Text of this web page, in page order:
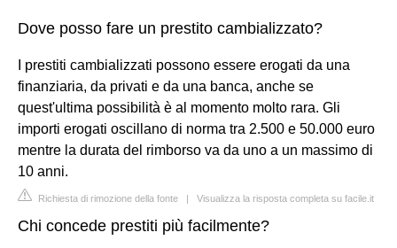
Dove posso fare un prestito cambializzato?
I prestiti cambializzati possono essere erogati da una
finanziaria, da privati e da una banca, anche se
quest'ultima possibilità è al momento molto rara. Gli
importi erogati oscillano di norma tra 2.500 e 50.000 euro
mentre la durata del rimborso va da uno a un massimo di
10 anni.
Richiesta di rimozione della fonte | Visualizza la risposta completa su facile.it
Chi concede prestiti più facilmente?